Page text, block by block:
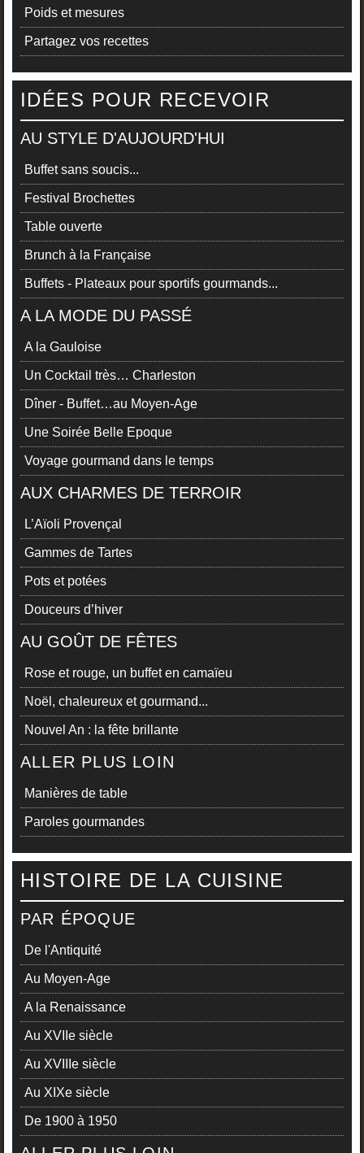
Poids et mesures
Partagez vos recettes
IDÉES POUR RECEVOIR
AU STYLE D'AUJOURD'HUI
Buffet sans soucis...
Festival Brochettes
Table ouverte
Brunch à la Française
Buffets - Plateaux pour sportifs gourmands...
A LA MODE DU PASSÉ
A la Gauloise
Un Cocktail très… Charleston
Dîner - Buffet…au Moyen-Age
Une Soirée Belle Epoque
Voyage gourmand dans le temps
AUX CHARMES DE TERROIR
L’Aïoli Provençal
Gammes de Tartes
Pots et potées
Douceurs d’hiver
AU GOÛT DE FÊTES
Rose et rouge, un buffet en camaïeu
Noël, chaleureux et gourmand...
Nouvel An : la fête brillante
ALLER PLUS LOIN
Manières de table
Paroles gourmandes
HISTOIRE DE LA CUISINE
PAR ÉPOQUE
De l'Antiquité
Au Moyen-Age
A la Renaissance
Au XVIIe siècle
Au XVIIIe siècle
Au XIXe siècle
De 1900 à 1950